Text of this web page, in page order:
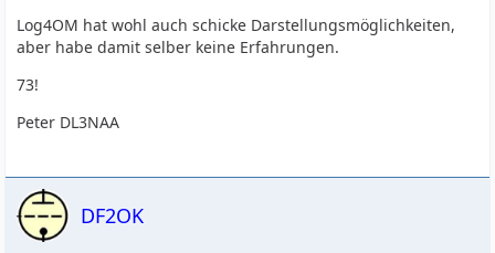
Log4OM hat wohl auch schicke Darstellungsmöglichkeiten,
aber habe damit selber keine Erfahrungen.
73!
Peter DL3NAA
DF2OK